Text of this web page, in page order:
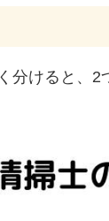
けると、2